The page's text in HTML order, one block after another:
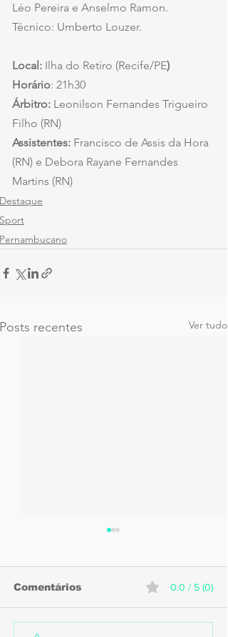
Léo Pereira e Anselmo Ramon.
Técnico: Umberto Louzer.
Local: Ilha do Retiro (Recife/PE)
Horário: 21h30
Árbitro: Leonilson Fernandes Trigueiro
Filho (RN)
Assistentes: Francisco de Assis da Hora
(RN) e Debora Rayane Fernandes
Martins (RN)
Destaque
Sport
Pernambucano
Posts recentes Ver tudo
Comentários 0.0 / 5 (0)